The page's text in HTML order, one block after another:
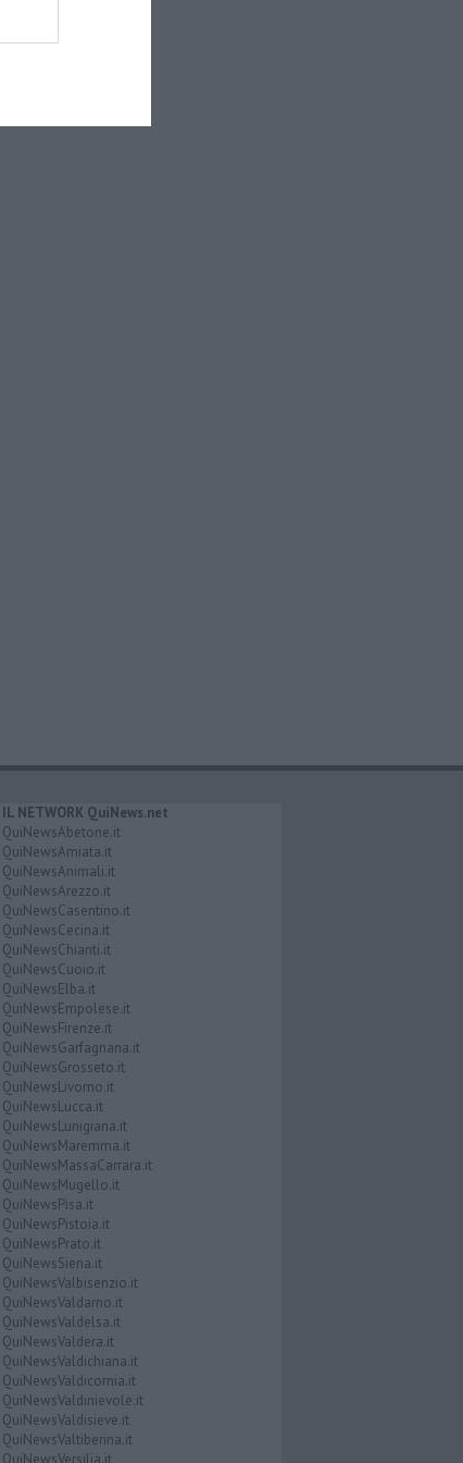
IL NETWORK QuiNews.net
QuiNewsAbetone.it
QuiNewsAmiata.it
QuiNewsAnimali.it
QuiNewsArezzo.it
QuiNewsCasentino.it
QuiNewsCecina.it
QuiNewsChianti.it
QuiNewsCuoio.it
QuiNewsElba.it
QuiNewsEmpolese.it
QuiNewsFirenze.it
QuiNewsGarfagnana.it
QuiNewsGrosseto.it
QuiNewsLivorno.it
QuiNewsLucca.it
QuiNewsLunigiana.it
QuiNewsMaremma.it
QuiNewsMassaCarrara.it
QuiNewsMugello.it
QuiNewsPisa.it
QuiNewsPistoia.it
QuiNewsPrato.it
QuiNewsSiena.it
QuiNewsValbisenzio.it
QuiNewsValdarno.it
QuiNewsValdelsa.it
QuiNewsValdera.it
QuiNewsValdichiana.it
QuiNewsValdicornia.it
QuiNewsValdinievole.it
QuiNewsValdisieve.it
QuiNewsValtiberina.it
QuiNewsVersilia.it